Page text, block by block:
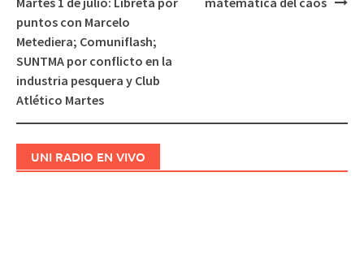
de
entradas
puntos con Marcelo
Metediera; Comuniflash;
SUNTMA por conflicto en la
industria pesquera y Club
Atlético Martes
UNI RADIO EN VIVO